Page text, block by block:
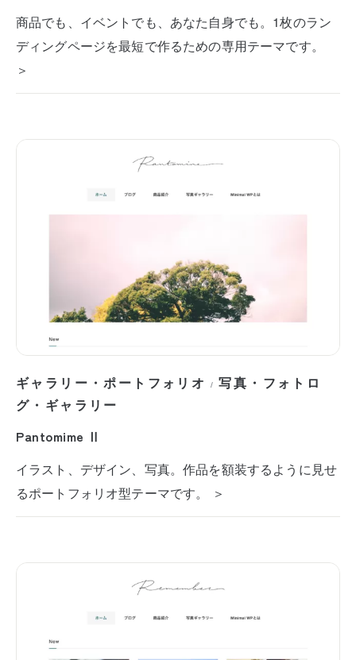
商品でも、イベントでも、あなた自身でも。1枚のラン
ディングページを最短で作るための専用テーマです。
＞
ギャラリー・ポートフォリオ /写真・フォトロ
グ・ギャラリー
Pantomime Ⅱ
イラスト、デザイン、写真。作品を額装するように見せ
るポートフォリオ型テーマです。 ＞